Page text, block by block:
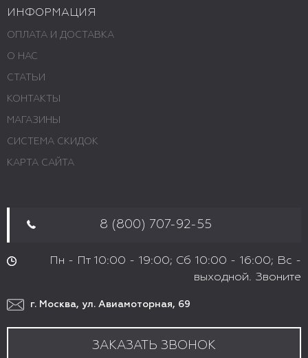
ИНФОРМАЦИЯ
ОПЛАТА И ДОСТАВКА
О НАС
СТАТЬИ
КОНТАКТЫ
МАГАЗИНЫ
СИСТЕМА СКИДОК
КАРТА САЙТА
8 (800) 707-92-55
Пн - Пт 10:00 - 19:00; Сб 10:00 - 16:00; Вс -
выходной. Звоните
г. Москва, ул. Авиамоторная, 69
ЗАКАЗАТЬ ЗВОНОК